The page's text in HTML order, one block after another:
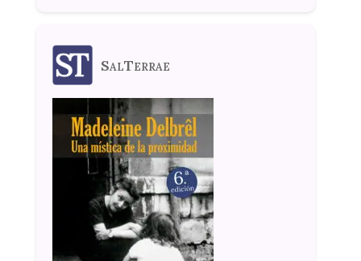
SalTerrae